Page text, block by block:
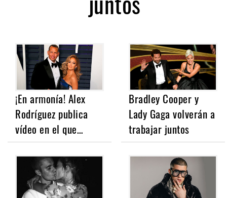
¡En armonía! Alex
Rodríguez publica
vídeo en el que…
Bradley Cooper y
Lady Gaga volverán a
trabajar juntos